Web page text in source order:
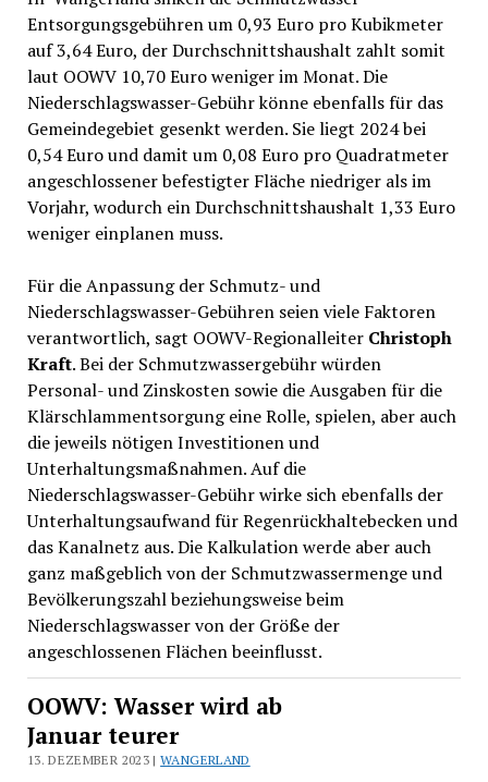
Entsorgungsgebühren um 0,93 Euro pro Kubikmeter
auf 3,64 Euro, der Durchschnittshaushalt zahlt somit
laut OOWV 10,70 Euro weniger im Monat. Die
Niederschlagswasser-Gebühr könne ebenfalls für das
Gemeindegebiet gesenkt werden. Sie liegt 2024 bei
0,54 Euro und damit um 0,08 Euro pro Quadratmeter
angeschlossener befestigter Fläche niedriger als im
Vorjahr, wodurch ein Durchschnittshaushalt 1,33 Euro
weniger einplanen muss.
Für die Anpassung der Schmutz- und
Niederschlagswasser-Gebühren seien viele Faktoren
verantwortlich, sagt OOWV-Regionalleiter Christoph
Kraft. Bei der Schmutzwassergebühr würden
Personal- und Zinskosten sowie die Ausgaben für die
Klärschlammentsorgung eine Rolle, spielen, aber auch
die jeweils nötigen Investitionen und
Unterhaltungsmaßnahmen. Auf die
Niederschlagswasser-Gebühr wirke sich ebenfalls der
Unterhaltungsaufwand für Regenrückhaltebecken und
das Kanalnetz aus. Die Kalkulation werde aber auch
ganz maßgeblich von der Schmutzwassermenge und
Bevölkerungszahl beziehungsweise beim
Niederschlagswasser von der Größe der
angeschlossenen Flächen beeinflusst.
OOWV: Wasser wird ab
Januar teurer
13. DEZEMBER 2023 |WANGERLAND